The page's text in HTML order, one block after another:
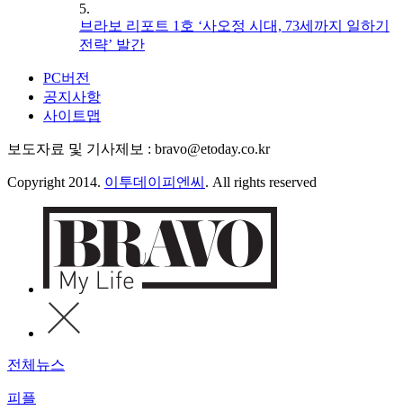
5.
브라보 리포트 1호 ‘사오정 시대, 73세까지 일하기
전략’ 발간
PC버전
공지사항
사이트맵
보도자료 및 기사제보 : bravo@etoday.co.kr
Copyright 2014. 이투데이피엔씨 . All rights reserved
전체뉴스
피플